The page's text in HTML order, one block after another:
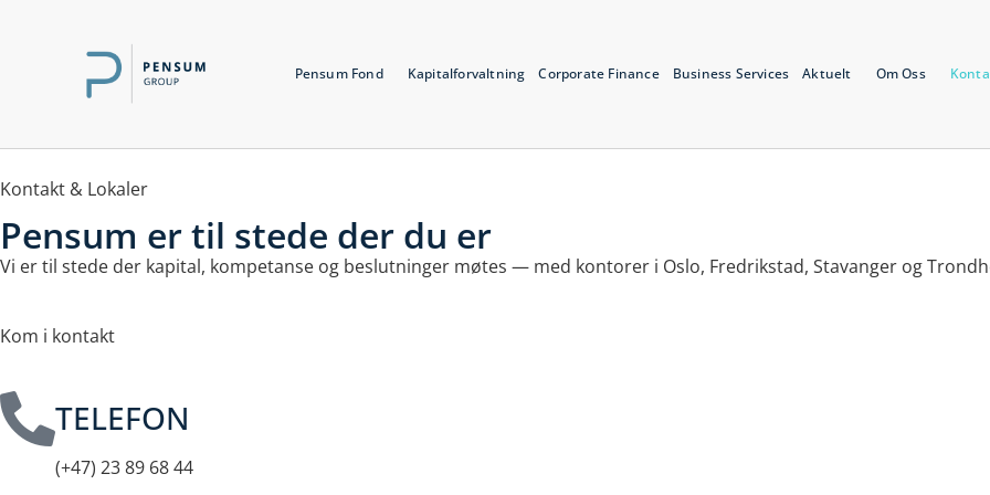
Pensum Fond Kapitalforvaltning Corporate Finance Business Services Aktuelt Om Oss
Kontakt & Lokaler
Pensum er til stede der du er
Vi er til stede der kapital, kompetanse og beslutninger møtes — med kontorer i Oslo, Fredrikstad, Stavanger og
Kom i kontakt
TELEFON
(+47) 23 89 68 44